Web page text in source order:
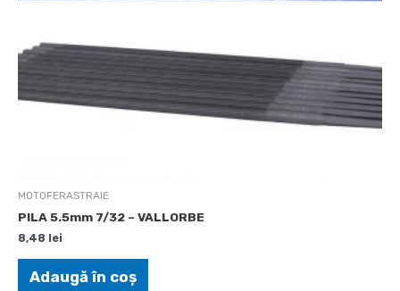
MOTOFERASTRAIE
PILA 5.5mm 7/32 – VALLORBE
8,48 lei
Adaugă în coș